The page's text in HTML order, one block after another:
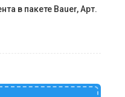
в пакете Bauer, Арт.